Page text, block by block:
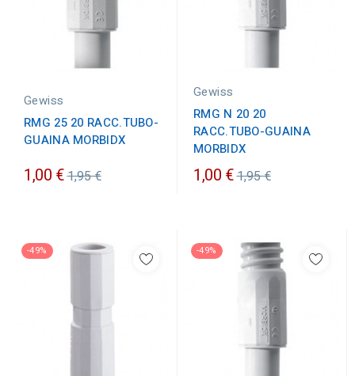
Gewiss
RMG 25 20 RACC.TUBO-
GUAINA MORBIDX
1,00 €Prezzo
1,95 €
Gewiss
RMG N 20 20
RACC.TUBO-GUAINA
MORBIDX
1,00 €Prezzo
1,95 €
-49% -49%